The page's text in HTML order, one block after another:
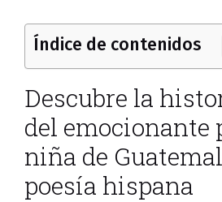
Índice de contenidos
Descubre la
del emocionante
niña de
poesía hispana